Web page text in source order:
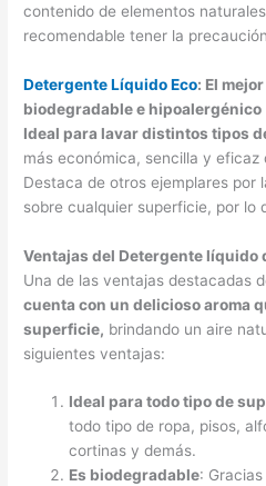
contenido de elementos
recomendable tener la
Detergente Líquido Eco: El
biodegradable e hipoalergénico
Ideal para lavar distintos tipos
más económica, sencilla y eficaz
Destaca de otros ejemplares por
sobre cualquier superficie, por lo
Ventajas del Detergente líquido
Una de las ventajas destacadas
cuenta con un delicioso aroma
superficie, brindando un aire
siguientes ventajas:
Ideal para todo tipo de
todo tipo de ropa, pisos,
cortinas y demás.
Es biodegradable: